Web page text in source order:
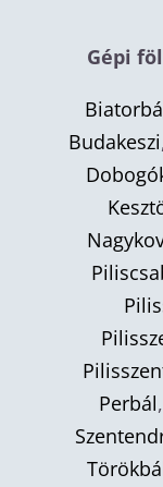
Gépi
Budakeszi
Perbál,